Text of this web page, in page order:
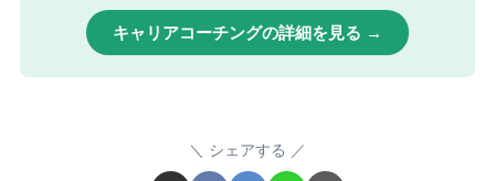
キャリアコーチングの詳細を見る →
シェアする